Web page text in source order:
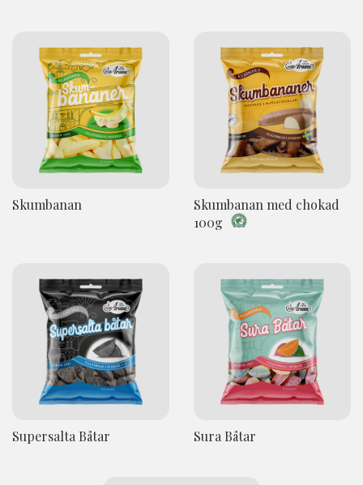
Skumbanan
Skumbanan med chokad
100g
Supersalta Båtar Sura Båtar